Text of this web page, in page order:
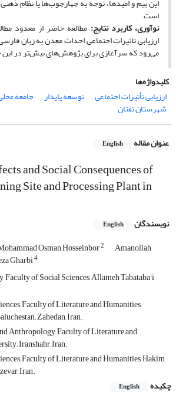
این بیم و امیدها، توجه به چهارچوب‌ها یا نظامِ
است.
نوآوری، کاربرد نتایج: مطالعه حاضر از معدود
ارزیابی تاثیرات اجتماعی احداث معدن به زبان
می‌رود که سرآغازی برای پژوهش‌های بیش‌تر در
کلیدواژه‌ها
ارزیابی تأثیرات اجتماعی
توسعه پایدار جامعه
شهرستان تفتان
عنوان مقاله English
and Social Consequences of
Site and Processing Plant in
نویسندگان English
Osman Hosseinbor2 Amanollah
Gharbi4
of Social Sciences, Allameh Tabataba'i
Faculty of Literature and Humanities,
Zahedan, Iran.
Anthropology, Faculty of Literature and
Iranshahr, Iran.
Faculty of Literature and Humanities, Hakim
Iran.
چکیده
English